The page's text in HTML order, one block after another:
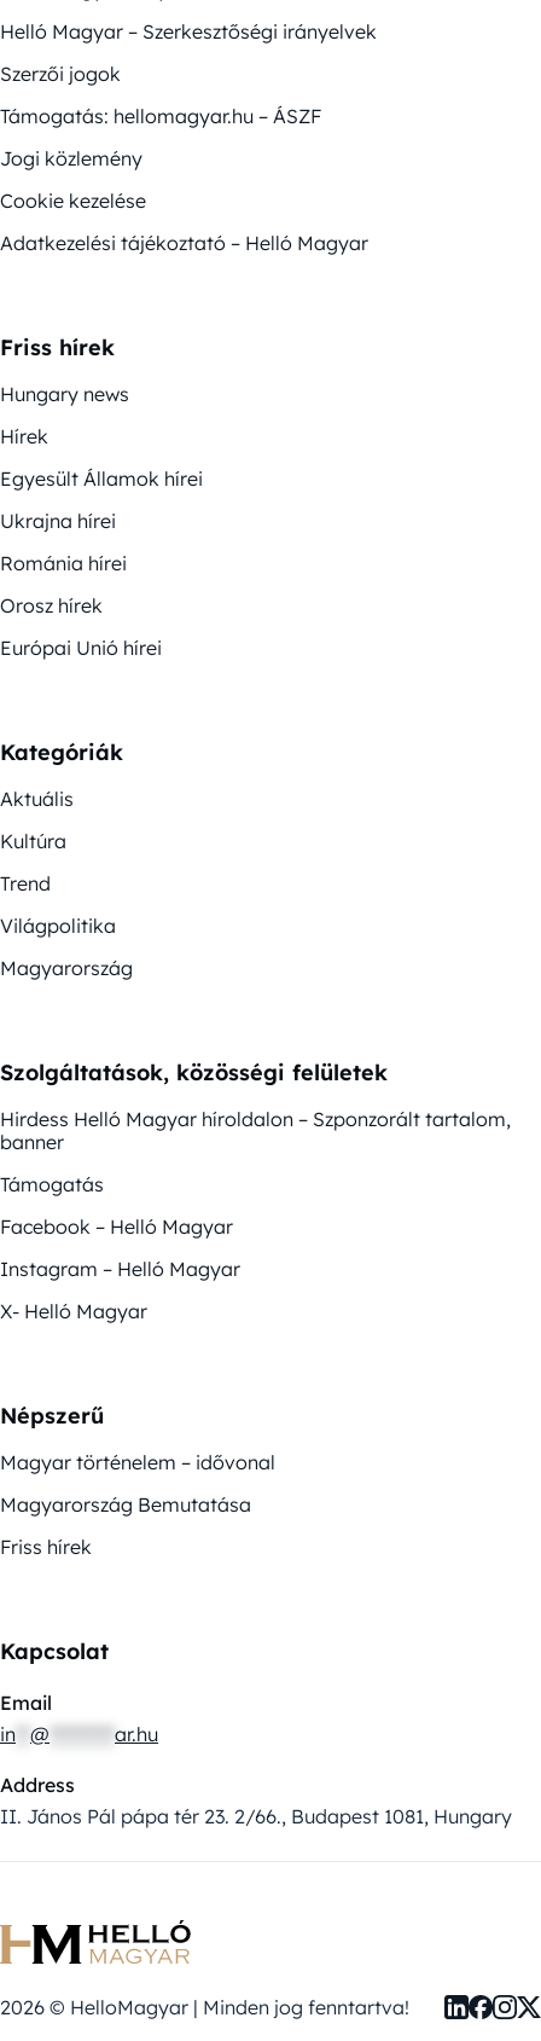
Helló Magyar – Szerkesztőségi irányelvek
Szerzői jogok
Támogatás: hellomagyar.hu – ÁSZF
Jogi közlemény
Cookie kezelése
Adatkezelési tájékoztató – Helló Magyar
Friss hírek
Hungary news
Hírek
Egyesült Államok hírei
Ukrajna hírei
Románia hírei
Orosz hírek
Európai Unió hírei
Kategóriák
Aktuális
Kultúra
Trend
Világpolitika
Magyarország
Szolgáltatások, közösségi felületek
Hirdess Helló Magyar híroldalon – Szponzorált tartalom,
banner
Támogatás
Facebook – Helló Magyar
Instagram – Helló Magyar
X- Helló Magyar
Népszerű
Magyar történelem – idővonal
Magyarország Bemutatása
Friss hírek
Kapcsolat
Email
in @ ar.hu
Address
II. János Pál pápa tér 23. 2/66., Budapest 1081, Hungary
2026 © HelloMagyar | Minden jog fenntartva!